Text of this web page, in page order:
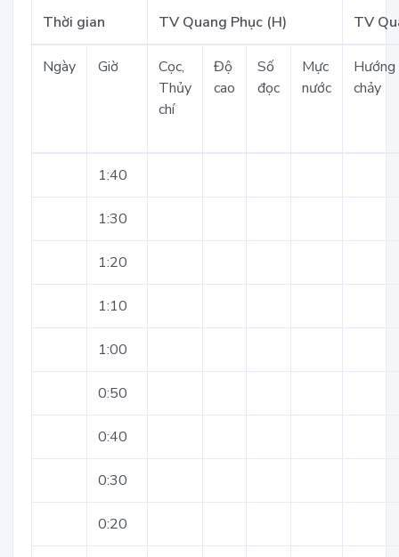
Thời gian TV Quang Phục (H) TV
Ngày Giờ
Cọc,
Thủy
chí
Độ
cao
Số
đọc
Mực
nước
Hướng
chảy
1:40
1:30
1:20
1:10
1:00
0:50
0:40
0:30
0:20